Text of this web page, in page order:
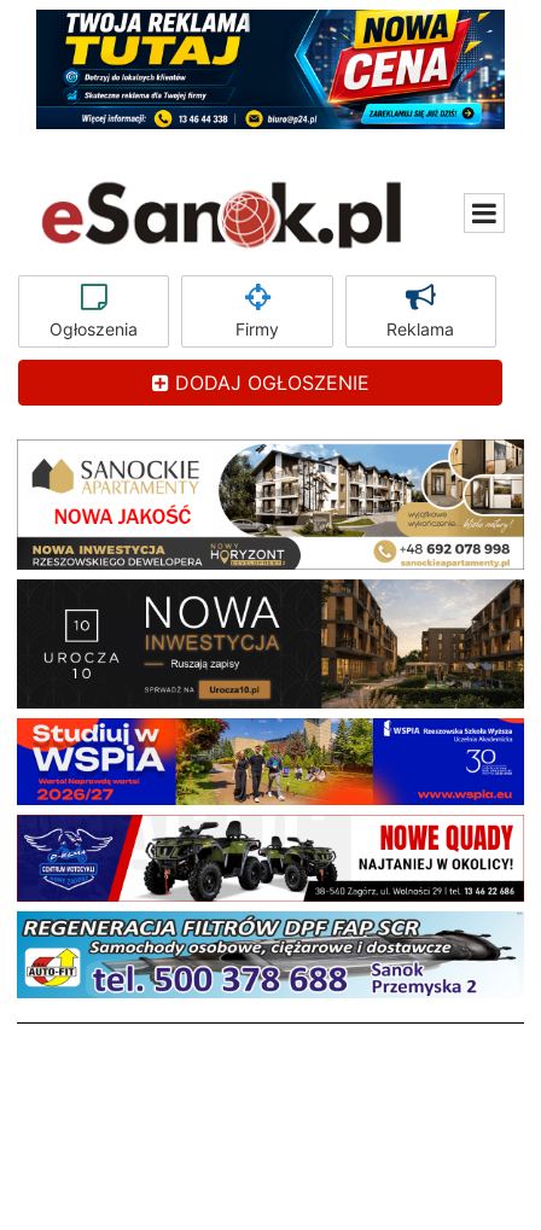
Ogłoszenia Firmy Reklama
DODAJ OGŁOSZENIE